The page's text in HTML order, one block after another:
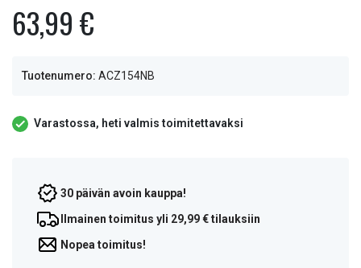
63,99 €
Tuotenumero: ACZ154NB
Varastossa, heti valmis toimitettavaksi
30 päivän avoin kauppa!
Ilmainen toimitus yli 29,99 € tilauksiin
Nopea toimitus!